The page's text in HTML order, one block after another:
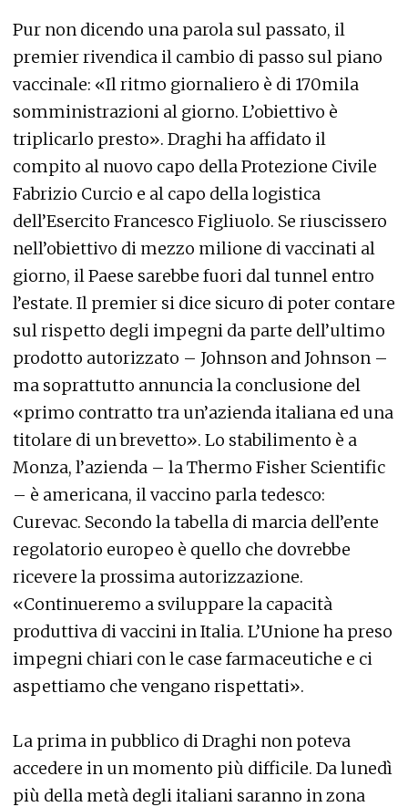
Pur non dicendo una parola sul passato, il
premier rivendica il cambio di passo sul piano
vaccinale: «Il ritmo giornaliero è di 170mila
somministrazioni al giorno. L’obiettivo è
triplicarlo presto». Draghi ha affidato il
compito al nuovo capo della Protezione Civile
Fabrizio Curcio e al capo della logistica
dell’Esercito Francesco Figliuolo. Se riuscissero
nell’obiettivo di mezzo milione di vaccinati al
giorno, il Paese sarebbe fuori dal tunnel entro
l’estate. Il premier si dice sicuro di poter contare
sul rispetto degli impegni da parte dell’ultimo
prodotto autorizzato – Johnson and Johnson –
ma soprattutto annuncia la conclusione del
«primo contratto tra un’azienda italiana ed una
titolare di un brevetto». Lo stabilimento è a
Monza, l’azienda – la Thermo Fisher Scientific
– è americana, il vaccino parla tedesco:
Curevac. Secondo la tabella di marcia dell’ente
regolatorio europeo è quello che dovrebbe
ricevere la prossima autorizzazione.
«Continueremo a sviluppare la capacità
produttiva di vaccini in Italia. L’Unione ha preso
impegni chiari con le case farmaceutiche e ci
aspettiamo che vengano rispettati».
La prima in pubblico di Draghi non poteva
accedere in un momento più difficile. Da lunedì
più della metà degli italiani saranno in zona